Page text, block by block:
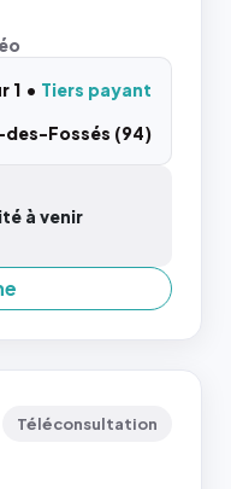
1
Tiers payant
Fossés (94)
à venir
Téléconsultation